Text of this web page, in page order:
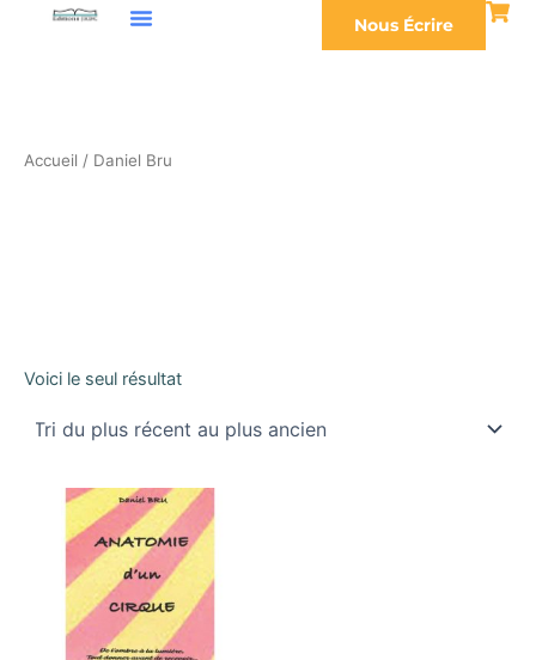
Nous Écrire
Accueil / Daniel Bru
Voici le seul résultat